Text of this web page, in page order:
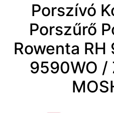
Porszívó
Porszűrő
Rowenta RH
9590WO